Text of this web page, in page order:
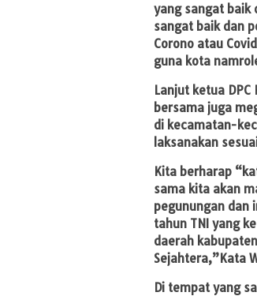
yang sangat baik
sangat baik dan
Corono atau
guna kota
Lanjut ketua
bersama juga
di kecamatan-
laksanakan
Kita berharap
sama kita akan
pegunungan dan
tahun TNI yang
daerah
Sejahtera,”Kata
Di tempat yang